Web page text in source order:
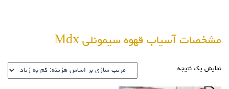
مشخصات آسیاب قهوه سیمونلی Mdx
نمایش یک نتیجه